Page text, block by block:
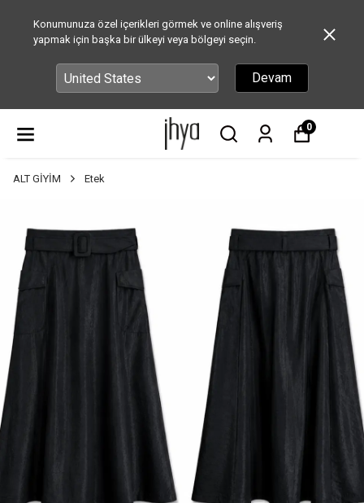
Konumunuza özel içerikleri görmek ve online alışveriş
yapmak için başka bir ülkeyi veya bölgeyi seçin.
Devam
0
ALT GİYİM Etek